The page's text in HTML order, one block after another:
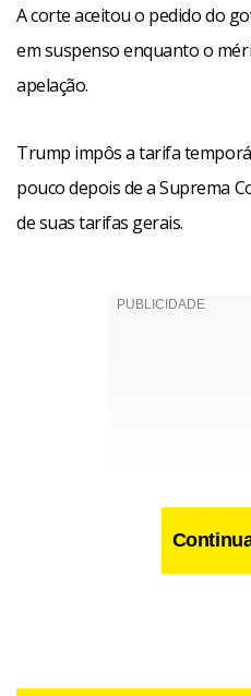
A corte aceitou o pedido do
em suspenso enquanto o
apelação.
Trump impôs a tarifa
pouco depois de a Suprema
de suas tarifas gerais.